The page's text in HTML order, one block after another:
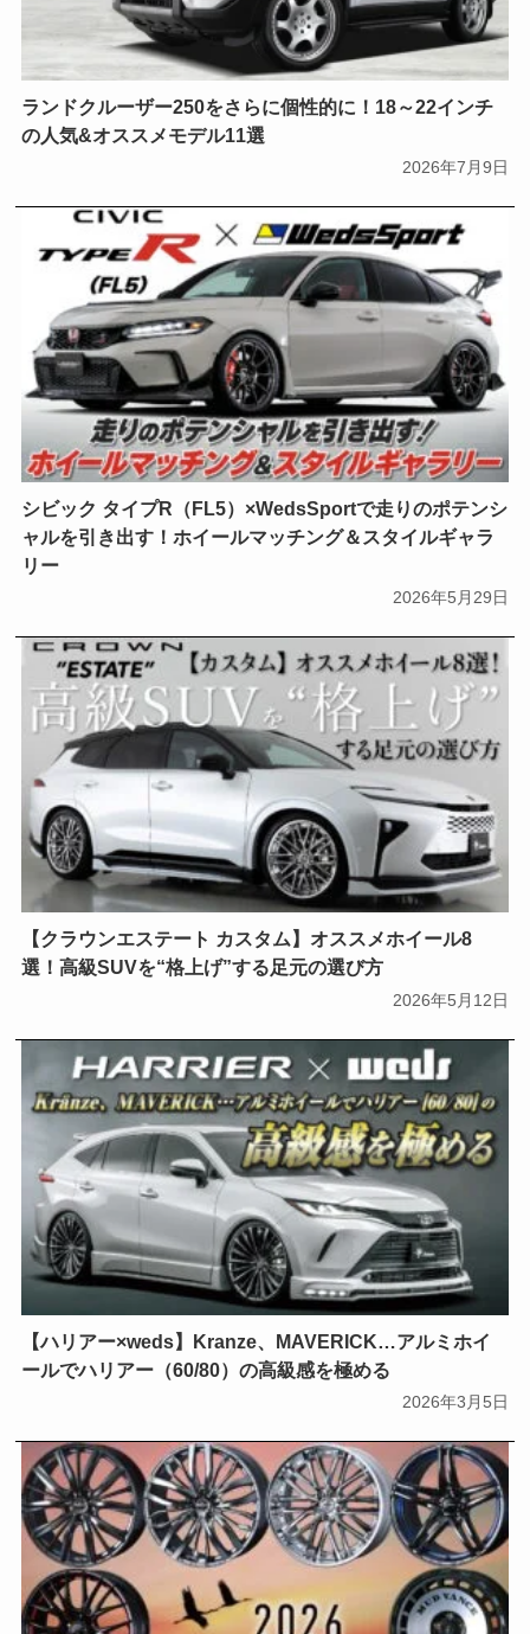
ランドクルーザー250をさらに個性的に！18～22インチ
の人気&オススメモデル11選
2026年7月9日
シビック タイプR（FL5）×WedsSportで走りのポテンシ
ャルを引き出す！ホイールマッチング＆スタイルギャラ
リー
2026年5月29日
【クラウンエステート カスタム】オススメホイール8
選！高級SUVを“格上げ”する足元の選び方
2026年5月12日
【ハリアー×weds】Kranze、MAVERICK…アルミホイ
ールでハリアー（60/80）の高級感を極める
2026年3月5日